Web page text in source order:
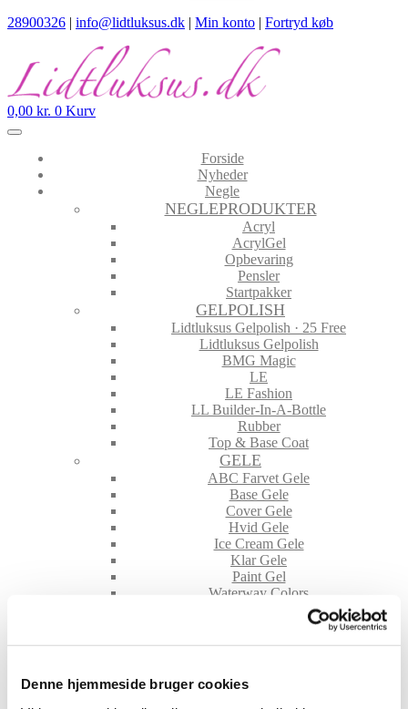
Denne hjemmeside bruger cookies
28900326 | info@lidtluksus.dk | Min konto | Fortryd køb
0,00 kr. 0 Kurv
Forside
Nyheder
Negle
NEGLEPRODUKTER
Acryl
AcrylGel
Opbevaring
Pensler
Startpakker
GELPOLISH
Lidtluksus Gelpolish · 25 Free
Lidtluksus Gelpolish
BMG Magic
LE
LE Fashion
LL Builder-In-A-Bottle
Rubber
Top & Base Coat
GELE
ABC Farvet Gele
Base Gele
Cover Gele
Hvid Gele
Ice Cream Gele
Klar Gele
Paint Gel
Waterway Colors
NEGLE TILBEHØR
Folie
Hygiejne
Maskiner og tilbehør